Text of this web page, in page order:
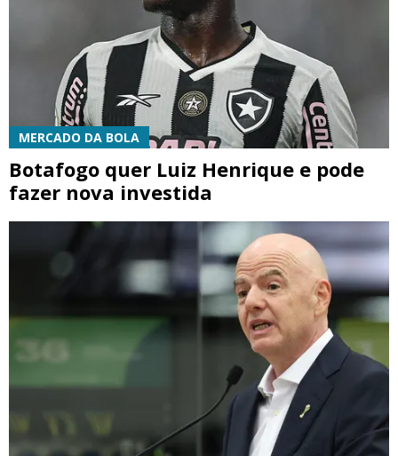
MERCADO DA BOLA
Botafogo quer Luiz Henrique e pode
fazer nova investida